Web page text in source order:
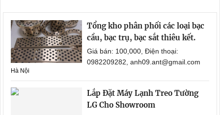
Tổng kho phân phối các loại bạc
cầu, bạc trụ, bạc sắt thiêu kết.
Giá bán: 100,000, Điện thoại:
0982209282, anh09.ant@gmail.com
Hà Nội
Lắp Đặt Máy Lạnh Treo Tường
LG Cho Showroom